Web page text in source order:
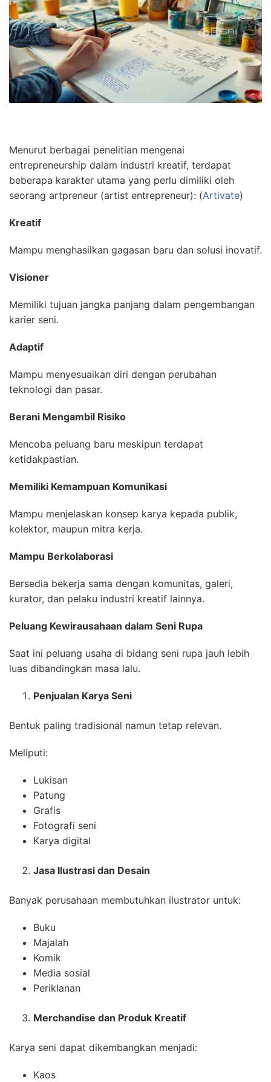
Menurut berbagai penelitian mengenai
entrepreneurship dalam industri kreatif, terdapat
beberapa karakter utama yang perlu dimiliki oleh
seorang artpreneur (artist entrepreneur): (Artivate)
Kreatif
Mampu menghasilkan gagasan baru dan solusi inovatif.
Visioner
Memiliki tujuan jangka panjang dalam pengembangan
karier seni.
Adaptif
Mampu menyesuaikan diri dengan perubahan
teknologi dan pasar.
Berani Mengambil Risiko
Mencoba peluang baru meskipun terdapat
ketidakpastian.
Memiliki Kemampuan Komunikasi
Mampu menjelaskan konsep karya kepada publik,
kolektor, maupun mitra kerja.
Mampu Berkolaborasi
Bersedia bekerja sama dengan komunitas, galeri,
kurator, dan pelaku industri kreatif lainnya.
Peluang Kewirausahaan dalam Seni Rupa
Saat ini peluang usaha di bidang seni rupa jauh lebih
luas dibandingkan masa lalu.
Penjualan Karya Seni
Bentuk paling tradisional namun tetap relevan.
Meliputi:
Lukisan
Patung
Grafis
Fotografi seni
Karya digital
Jasa Ilustrasi dan Desain
Banyak perusahaan membutuhkan ilustrator untuk:
Buku
Majalah
Komik
Media sosial
Periklanan
Merchandise dan Produk Kreatif
Karya seni dapat dikembangkan menjadi:
Kaos